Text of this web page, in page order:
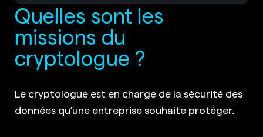
Quelles sont les
missions du
cryptologue ?
Le cryptologue est en charge de la sécurité des
données qu’une entreprise souhaite protéger.